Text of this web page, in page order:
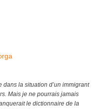
la situation d’un immigrant
Mais je ne pourrais jamais
le dictionnaire de la